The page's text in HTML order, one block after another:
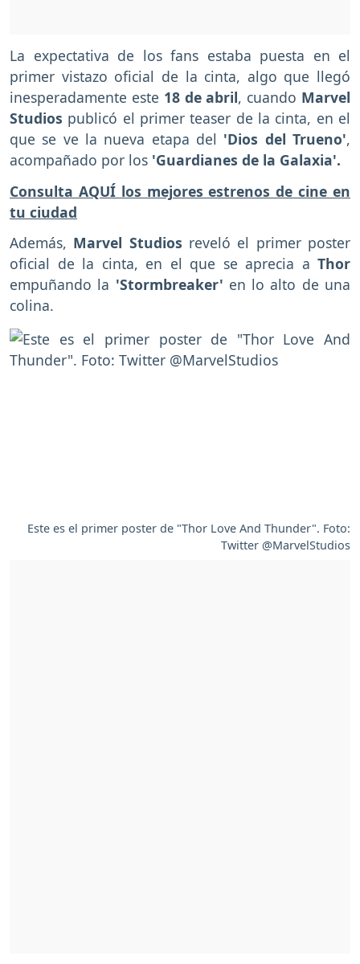
La expectativa de los fans estaba puesta en el
primer vistazo oficial de la cinta, algo que llegó
inesperadamente este 18 de abril, cuando Marvel
Studios publicó el primer teaser de la cinta, en el
que se ve la nueva etapa del 'Dios del Trueno',
acompañado por los 'Guardianes de la Galaxia'.
Consulta AQUÍ los mejores estrenos de cine en
tu ciudad
Además, Marvel Studios reveló el primer poster
oficial de la cinta, en el que se aprecia a Thor
empuñando la 'Stormbreaker' en lo alto de una
colina.
Este es el primer poster de "Thor Love And Thunder". Foto:
Twitter @MarvelStudios